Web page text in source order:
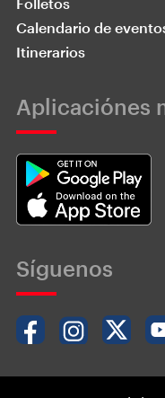
Calendario de
Itinerarios
Aplicaciónes
Síguenos